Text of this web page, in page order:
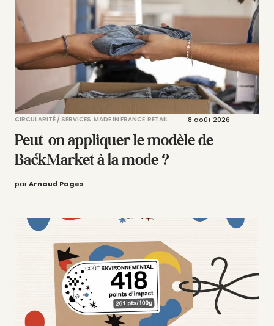
CIRCULARITÉ / SERVICES MADE IN FRANCE RETAIL 8 août 2026
Peut-on appliquer le modèle de
BackMarket à la mode ?
parArnaud Pages